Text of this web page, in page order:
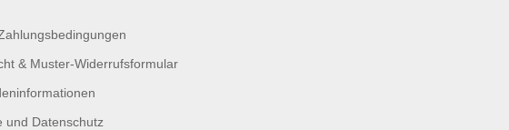
& Muster-Widerrufsformular
und Datenschutz